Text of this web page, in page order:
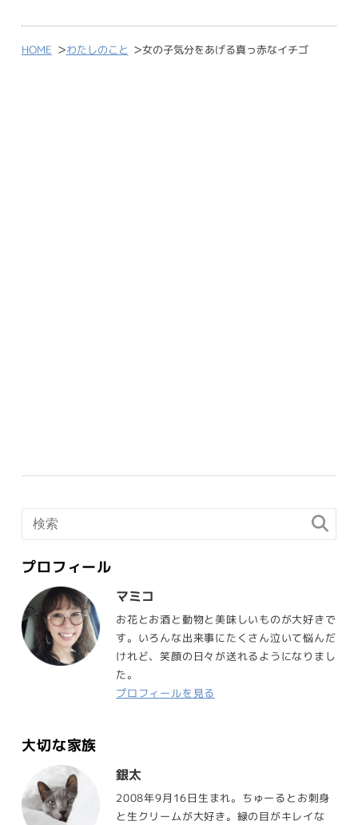
HOME >わたしのこと >女の子気分をあげる真っ赤なイチゴ
プロフィール
マミコ
お花とお酒と動物と美味しいものが大好きで
す。いろんな出来事にたくさん泣いて悩んだ
けれど、笑顔の日々が送れるようになりまし
た。
プロフィールを見る
大切な家族
銀太
2008年9月16日生まれ。ちゅーるとお刺身
と生クリームが大好き。緑の目がキレイな